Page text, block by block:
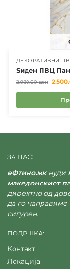
ДЕКОРАТИВНИ
Ѕиден ПВЦ
2.980,00ден
ЗА НАС:
еФтино.мкнуди
македонскиот
директно од
да го направиме
сигурен.
ПОДРШКА:
Контакт
Локација